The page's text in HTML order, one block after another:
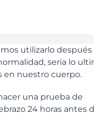
utilizarlo después
seria lo
en nuestro cuerpo.
una prueba de
24 horas antes